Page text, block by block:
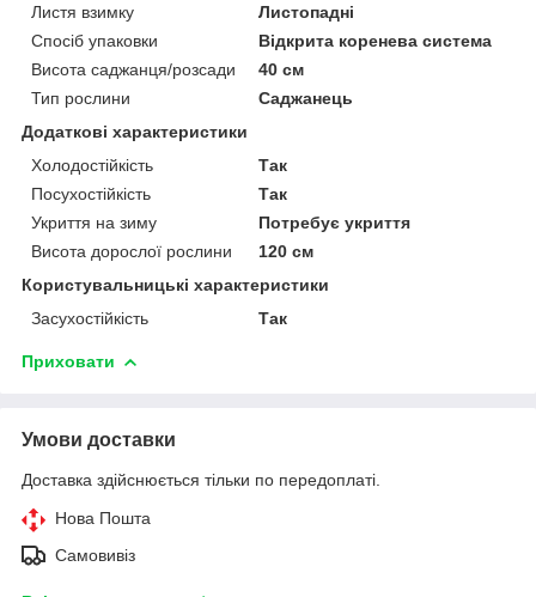
Листя взимку
Листопадні
Спосіб упаковки
Відкрита коренева система
Висота саджанця/розсади
40 см
Тип рослини
Саджанець
Додаткові характеристики
Холодостійкість
Так
Посухостійкість
Так
Укриття на зиму
Потребує укриття
Висота дорослої рослини
120 см
Користувальницькі характеристики
Засухостійкість
Так
Приховати
Умови доставки
Доставка здійснюється тільки по передоплаті.
Нова Пошта
Самовивіз